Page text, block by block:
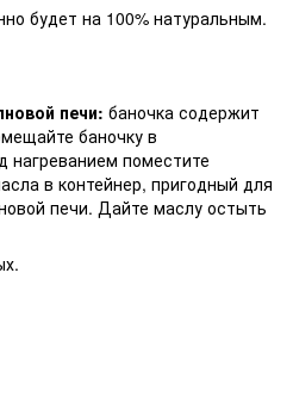
будет на 100% натуральным.
печи: баночка содержит
баночку в
нагреванием поместите
в контейнер, пригодный для
печи. Дайте маслу остыть